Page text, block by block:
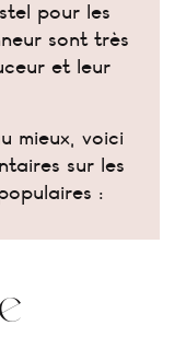
pour les
sont très
et leur
mieux, voici
sur les
: